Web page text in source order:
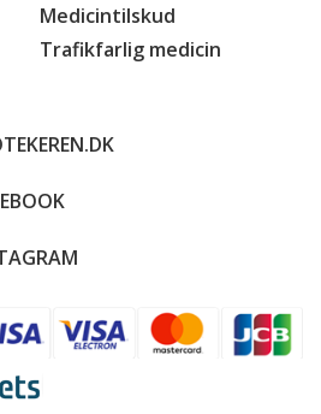
Medicintilskud
Trafikfarlig medicin